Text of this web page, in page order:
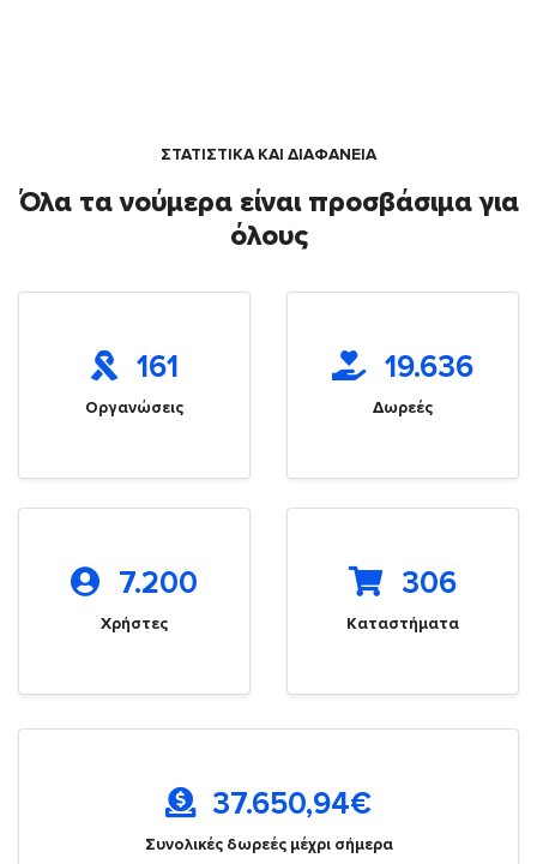
ΣΤΑΤΙΣΤΙΚΑ ΚΑΙ ΔΙΑΦΑΝΕΙΑ
Όλα τα νούμερα είναι προσβάσιμα για
όλους
161
Οργανώσεις
19.636
Δωρεές
7.200
Χρήστες
306
Καταστήματα
37.650,94€
Συνολικές δωρεές μέχρι σήμερα